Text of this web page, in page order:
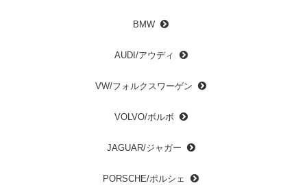
BMW
AUDI/アウディ
VW/フォルクスワーゲン
VOLVO/ボルボ
JAGUAR/ジャガー
PORSCHE/ポルシェ